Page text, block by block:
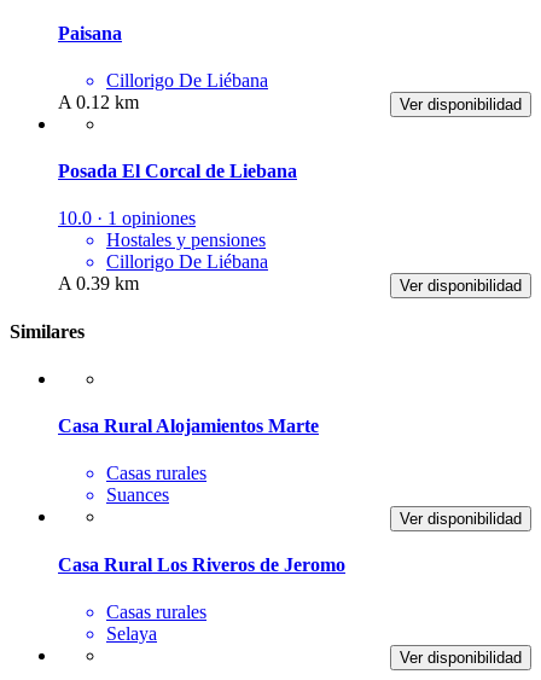
Paisana
Cillorigo De Liébana
Ver disponibilidad
A 0.12 km
Posada El Corcal de Liebana
10.0 · 1 opiniones
Hostales y pensiones
Cillorigo De Liébana
Ver disponibilidad
A 0.39 km
Similares
Casa Rural Alojamientos Marte
Casas rurales
Suances
Ver disponibilidad
Casa Rural Los Riveros de Jeromo
Casas rurales
Selaya
Ver disponibilidad